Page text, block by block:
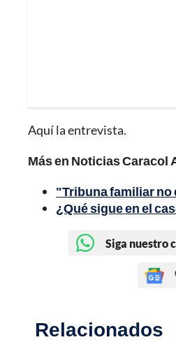
Aquí la entrevista.
Más en Noticias Caracol
"Tribuna familiar
¿Qué sigue en el
Siga nuestro
Relacionados